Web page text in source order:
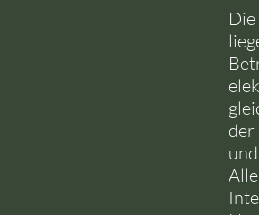
der